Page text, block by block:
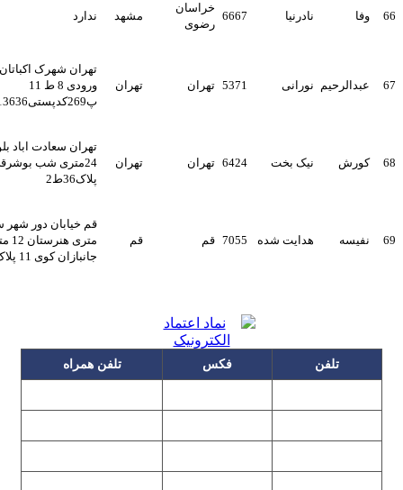
خراسان
رضوی
مشهد ندارد
نورانی 5371 تهران
تهران شهرک اکباتان بلوک
ورودی 8 ط 11
نیک بخت 6424 تهران
تهران سعادت اباد بلوار
24متری شب بوشرقی-
هدایت شده 7055 قم
قم خیابان دور شهر سی
متری هنرستان 12 متری
جانبازان کوی 11 پلاک 107
تلفن همراه